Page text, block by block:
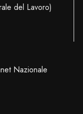
del Lavoro)
Nazionale